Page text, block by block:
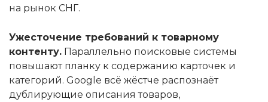
на рынок СНГ.
Ужесточение требований к товарному
контенту. Параллельно поисковые системы
повышают планку к содержанию карточек и
категорий. Google всё жёстче распознаёт
дублирующие описания товаров,